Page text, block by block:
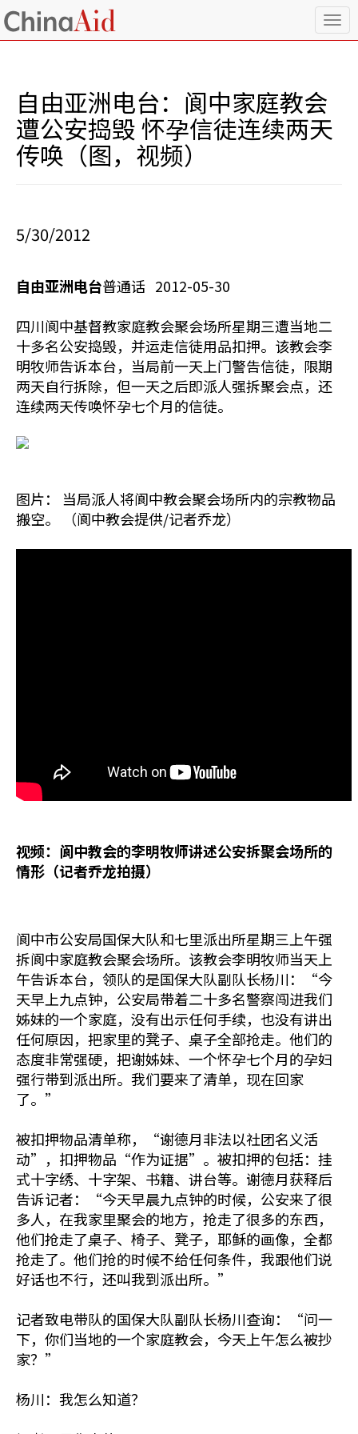
T
o
a
自由亚洲电台：阆中家庭教会
遭公安捣毁 怀孕信徒连续两天
传唤（图，视频）
5/30/2012
自由亚洲电台普通话 2012-05-30
四川阆中基督教家庭教会聚会场所星期三遭当地二
十多名公安捣毁，并运走信徒用品扣押。该教会李
明牧师告诉本台，当局前一天上门警告信徒，限期
两天自行拆除，但一天之后即派人强拆聚会点，还
连续两天传唤怀孕七个月的信徒。
图片： 当局派人将阆中教会聚会场所内的宗教物品
搬空。 （阆中教会提供/记者乔龙）
视频：阆中教会的李明牧师讲述公安拆聚会场所的
情形（记者乔龙拍摄）
阆中市公安局国保大队和七里派出所星期三上午强
拆阆中家庭教会聚会场所。该教会李明牧师当天上
午告诉本台，领队的是国保大队副队长杨川：“今
天早上九点钟，公安局带着二十多名警察闯进我们
姊妹的一个家庭，没有出示任何手续，也没有讲出
任何原因，把家里的凳子、桌子全部抢走。他们的
态度非常强硬，把谢姊妹、一个怀孕七个月的孕妇
强行带到派出所。我们要来了清单，现在回家
了。”
被扣押物品清单称，“谢德月非法以社团名义活
动”，扣押物品“作为证据”。被扣押的包括：挂
式十字绣、十字架、书籍、讲台等。谢德月获释后
告诉记者：“今天早晨九点钟的时候，公安来了很
多人，在我家里聚会的地方，抢走了很多的东西，
他们抢走了桌子、椅子、凳子，耶稣的画像，全都
抢走了。他们抢的时候不给任何条件，我跟他们说
好话也不行，还叫我到派出所。”
记者致电带队的国保大队副队长杨川查询：“问一
下，你们当地的一个家庭教会，今天上午怎么被抄
家？”
杨川：我怎么知道？